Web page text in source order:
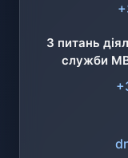
З питань
служби